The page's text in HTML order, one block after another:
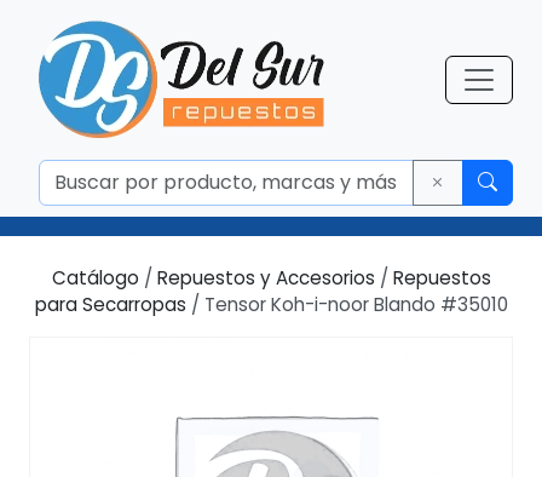
Catálogo / Repuestos y Accesorios / Repuestos
para Secarropas / Tensor Koh-i-noor Blando #35010